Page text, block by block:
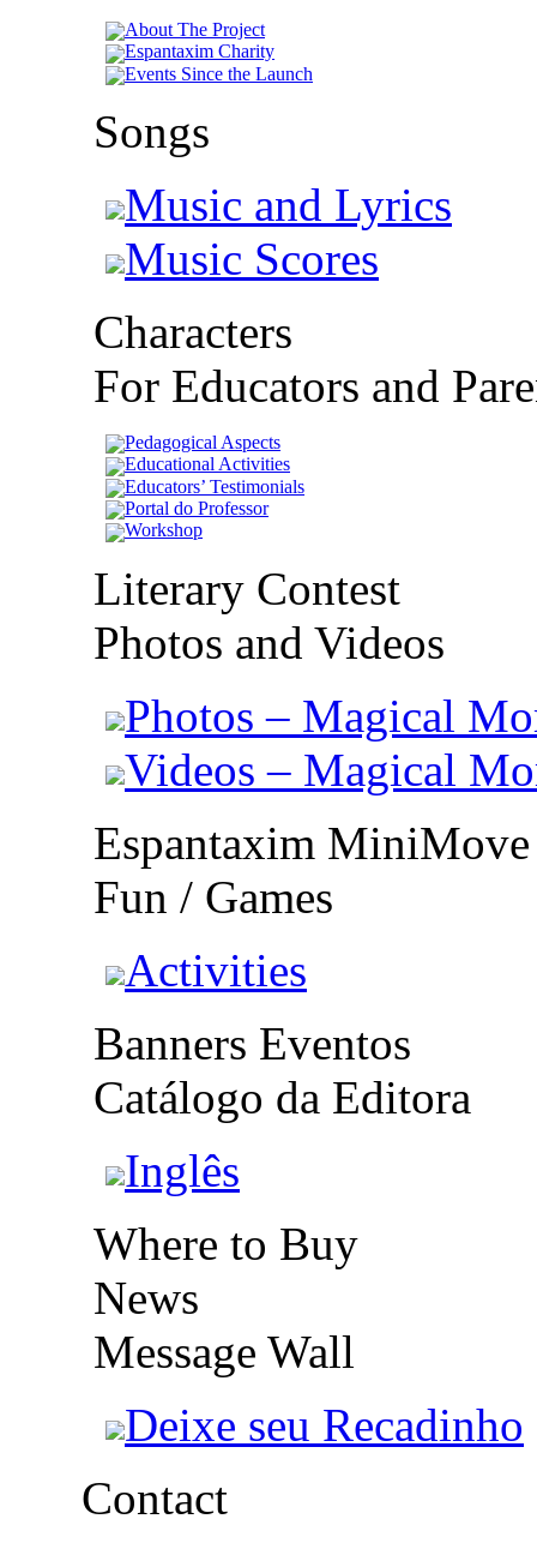
About The Project
Espantaxim Charity
Events Since the Launch
Songs
Music and Lyrics
Music Scores
Characters
For Educators and
Pedagogical Aspects
Educational Activities
Educators’ Testimonials
Portal do Professor
Workshop
Literary Contest
Photos and Videos
Photos – Magical
Videos – Magical
Espantaxim MiniMove
Fun / Games
Activities
Banners Eventos
Catálogo da Editora
Inglês
Where to Buy
News
Message Wall
Deixe seu Recadinho
Contact